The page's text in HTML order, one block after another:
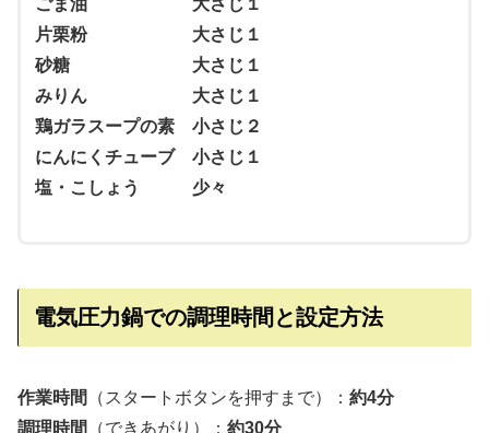
ごま油 大さじ１
片栗粉 大さじ１
砂糖 大さじ１
みりん 大さじ１
鶏ガラスープの素 小さじ２
にんにくチューブ 小さじ１
塩・こしょう 少々
電気圧力鍋での調理時間と設定方法
作業時間 （スタートボタンを押すまで）： 約4分
調理時間
（できあがり）： 約30分